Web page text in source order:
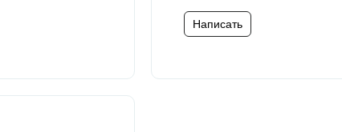
Написать